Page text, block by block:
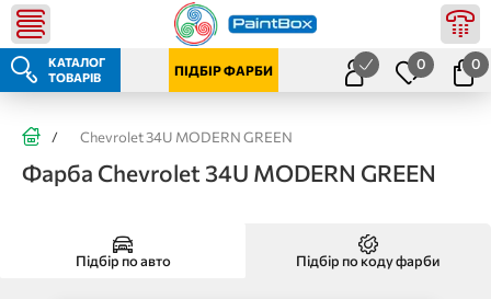
КАТАЛОГ
ТОВАРІВ
ПІДБІР ФАРБИ 0 0
/ Chevrolet 34U MODERN GREEN
Фарба Chevrolet 34U MODERN GREEN
Підбір по авто Підбір по коду фарби